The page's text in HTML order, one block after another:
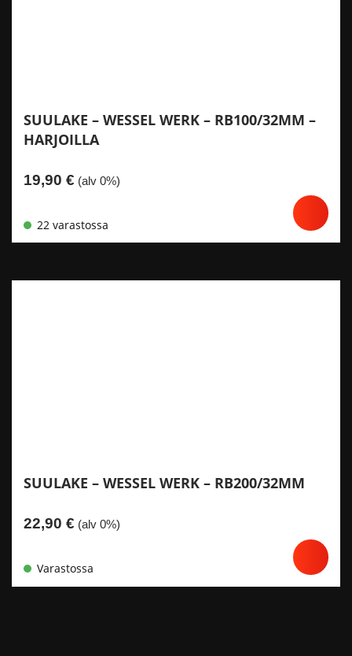
SUULAKE – WESSEL WERK – RB100/32MM –
HARJOILLA
19,90 € (alv 0%)
22 varastossa
SUULAKE – WESSEL WERK – RB200/32MM
22,90 € (alv 0%)
Varastossa